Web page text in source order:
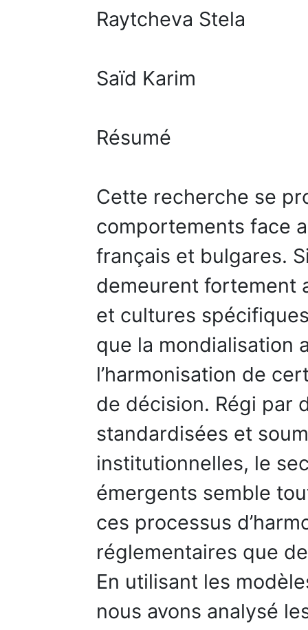
Raytcheva Stela
Saïd Karim
Résumé
Cette recherche se
comportements face
français et bulgares.
demeurent fortement
et cultures
que la mondialisation
l’harmonisation de
de décision. Régi par
standardisées et
institutionnelles, le
émergents semble
ces processus
réglementaires que
En utilisant les
nous avons analysé